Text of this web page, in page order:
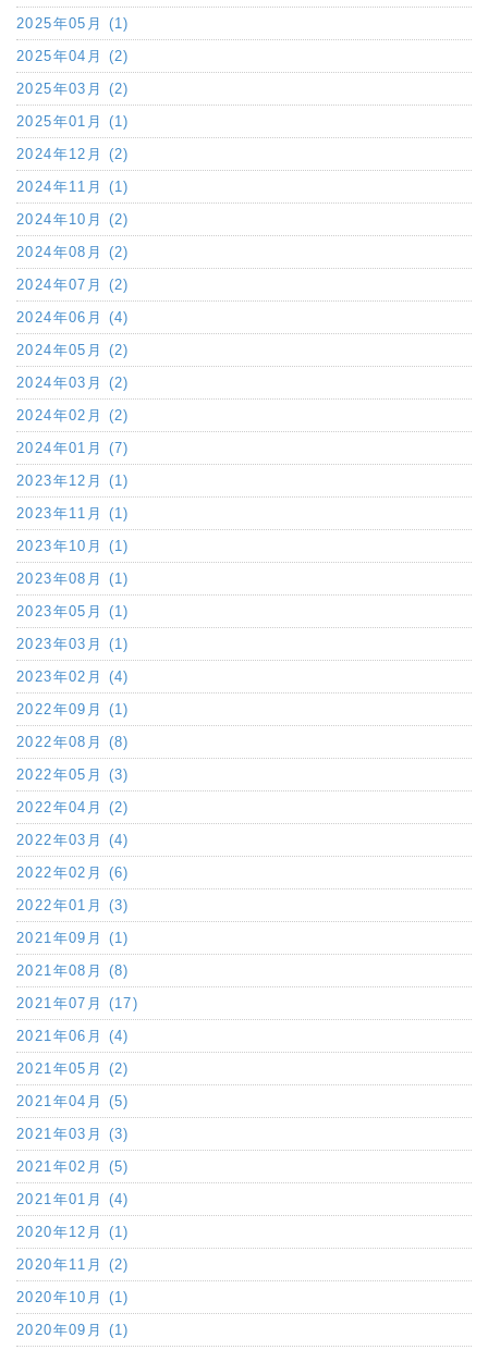
2025年05月 (1)
2025年04月 (2)
2025年03月 (2)
2025年01月 (1)
2024年12月 (2)
2024年11月 (1)
2024年10月 (2)
2024年08月 (2)
2024年07月 (2)
2024年06月 (4)
2024年05月 (2)
2024年03月 (2)
2024年02月 (2)
2024年01月 (7)
2023年12月 (1)
2023年11月 (1)
2023年10月 (1)
2023年08月 (1)
2023年05月 (1)
2023年03月 (1)
2023年02月 (4)
2022年09月 (1)
2022年08月 (8)
2022年05月 (3)
2022年04月 (2)
2022年03月 (4)
2022年02月 (6)
2022年01月 (3)
2021年09月 (1)
2021年08月 (8)
2021年07月 (17)
2021年06月 (4)
2021年05月 (2)
2021年04月 (5)
2021年03月 (3)
2021年02月 (5)
2021年01月 (4)
2020年12月 (1)
2020年11月 (2)
2020年10月 (1)
2020年09月 (1)